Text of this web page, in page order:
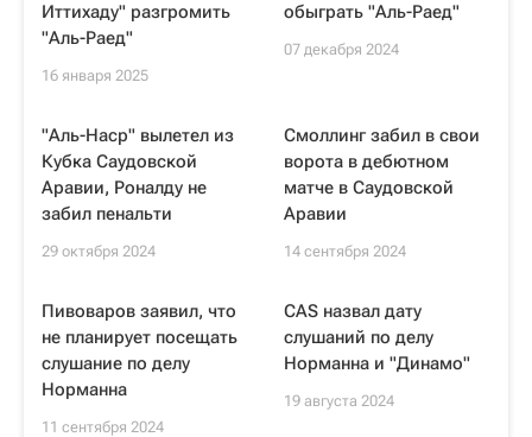
Иттихаду" разгромить
"Аль-Раед"
16 января 2025
обыграть "Аль-Раед"
07 декабря 2024
"Аль-Наср" вылетел из
Кубка Саудовской
Аравии, Роналду не
забил пенальти
29 октября 2024
Смоллинг забил в свои
ворота в дебютном
матче в Саудовской
Аравии
14 сентября 2024
Пивоваров заявил, что
не планирует посещать
слушание по делу
Норманна
11 сентября 2024
CAS назвал дату
слушаний по делу
Норманна и "Динамо"
19 августа 2024